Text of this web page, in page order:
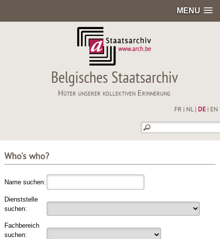
MENU
Belgisches Staatsarchiv
Hüter unserer kollektiven Erinnerung
FR NL| DE| EN
Who's who?
Name suchen:
Dienststelle
suchen:
Fachbereich
suchen: